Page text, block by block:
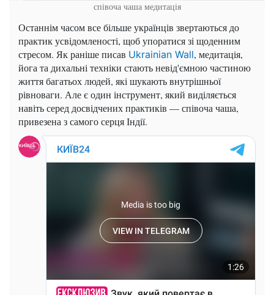
співоча чаша медитація
Останнім часом все більше українців звертаються до
практик усвідомленості, щоб упоратися зі щоденним
стресом. Як раніше писав Ukrainian Wall, медитація,
йога та дихальні техніки стають невід'ємною частиною
життя багатьох людей, які шукають внутрішньої
рівноваги. Але є один інструмент, який виділяється
навіть серед досвідчених практиків — співоча чаша,
привезена з самого серця Індії.